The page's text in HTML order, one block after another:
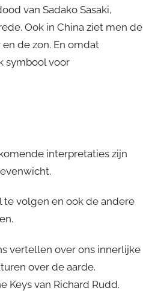
van Sadako Sasaki,
Ook in China ziet men de
de zon. En omdat
symbool voor
interpretaties zijn
volgen en ook de andere
vertellen over ons innerlijke
over de aarde.
Keys van Richard Rudd.